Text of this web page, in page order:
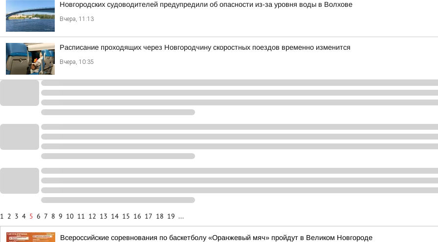
Новгородских судоводителей предупредили об опасности из-за уровня воды в Волхове
Вчера, 11:13
Расписание проходящих через Новгородчину скоростных поездов временно изменится
Вчера, 10:35
1 2 3 4 5 6 7 8 9 10 11 12 13 14 15 16 17 18 19 ...
Всероссийские соревнования по баскетболу «Оранжевый мяч» пройдут в Великом Новгороде